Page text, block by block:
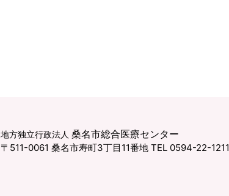
地方独立行政法人 桑名市総合医療センター
〒511-0061 桑名市寿町3丁目11番地 TEL 0594-22-1211